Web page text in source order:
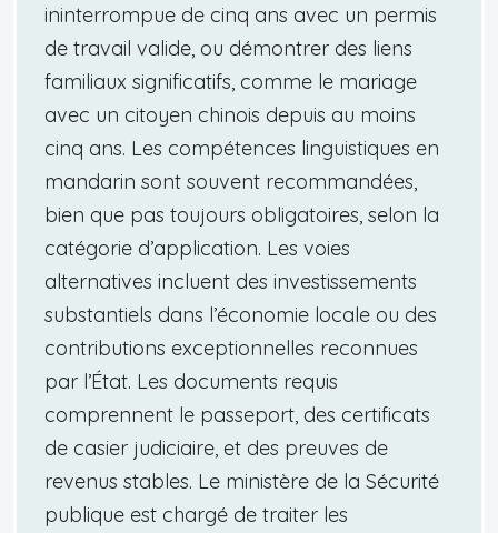
ininterrompue de cinq ans avec un permis
de travail valide, ou démontrer des liens
familiaux significatifs, comme le mariage
avec un citoyen chinois depuis au moins
cinq ans. Les compétences linguistiques en
mandarin sont souvent recommandées,
bien que pas toujours obligatoires, selon la
catégorie d’application. Les voies
alternatives incluent des investissements
substantiels dans l’économie locale ou des
contributions exceptionnelles reconnues
par l’État. Les documents requis
comprennent le passeport, des certificats
de casier judiciaire, et des preuves de
revenus stables. Le ministère de la Sécurité
publique est chargé de traiter les